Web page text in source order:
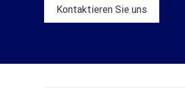
Kontaktieren Sie uns